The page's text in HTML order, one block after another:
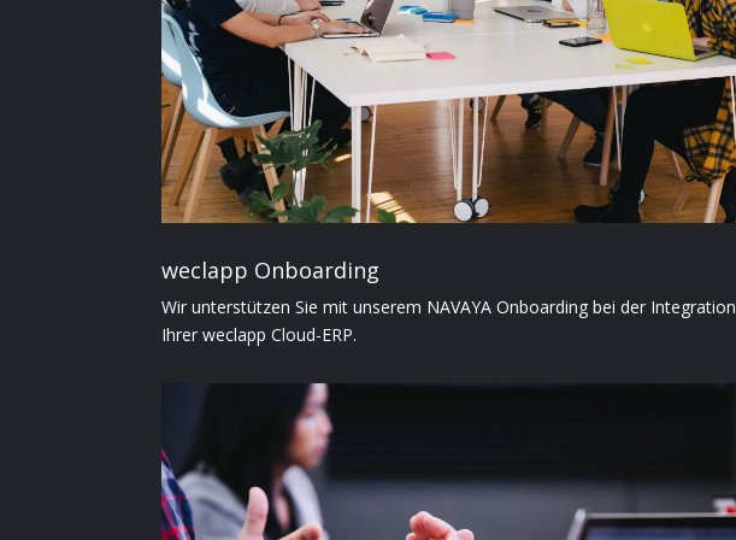
weclapp Onboarding
Wir unterstützen Sie mit unserem NAVAYA Onboarding bei der Integration
Ihrer weclapp Cloud-ERP.